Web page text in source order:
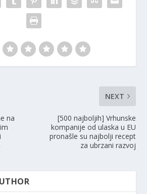
na
NEXT
[500 najboljih] Vrhunske
kompanije od ulaska u EU
pronašle su najbolji recept
za ubrzani razvoj